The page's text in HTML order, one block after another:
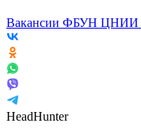
Вакансии ФБУН ЦНИИ
HeadHunter